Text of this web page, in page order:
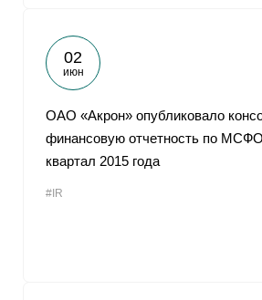
02
июн
ОАО «Акрон» опубликовало
финансовую отчетность по
квартал 2015 года
#IR